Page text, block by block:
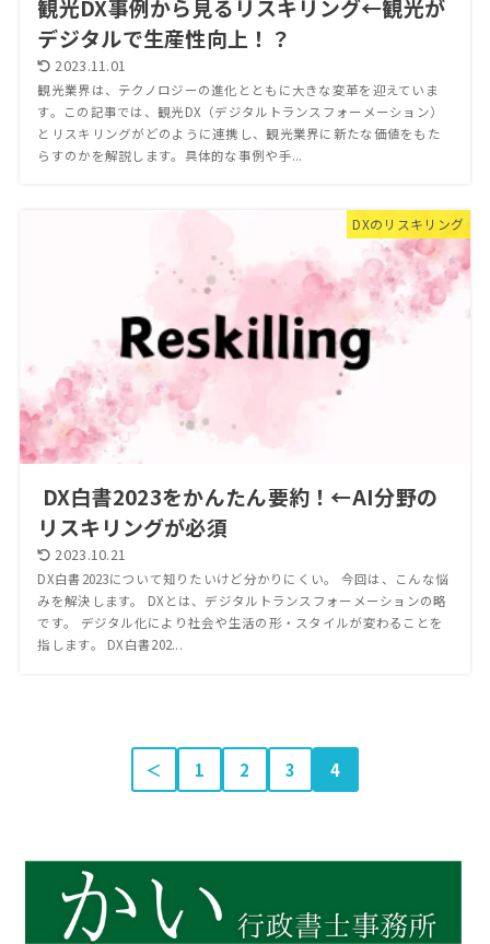
観光DX事例から見るリスキリング←観光が
デジタルで生産性向上！？
2023.11.01
観光業界は、テクノロジーの進化とともに大きな変革を迎えていま
す。この記事では、観光DX（デジタルトランスフォーメーション）
とリスキリングがどのように連携し、観光業界に新たな価値をもた
らすのかを解説します。具体的な事例や手...
DXのリスキリング
DX白書2023をかんたん要約！←AI分野の
リスキリングが必須
2023.10.21
DX白書2023について知りたいけど分かりにくい。 今回は、こんな悩
みを解決します。 DXとは、デジタルトランスフォーメーションの略
です。 デジタル化により社会や生活の形・スタイルが変わることを
指します。 DX白書202...
＜ 1 2 3 4